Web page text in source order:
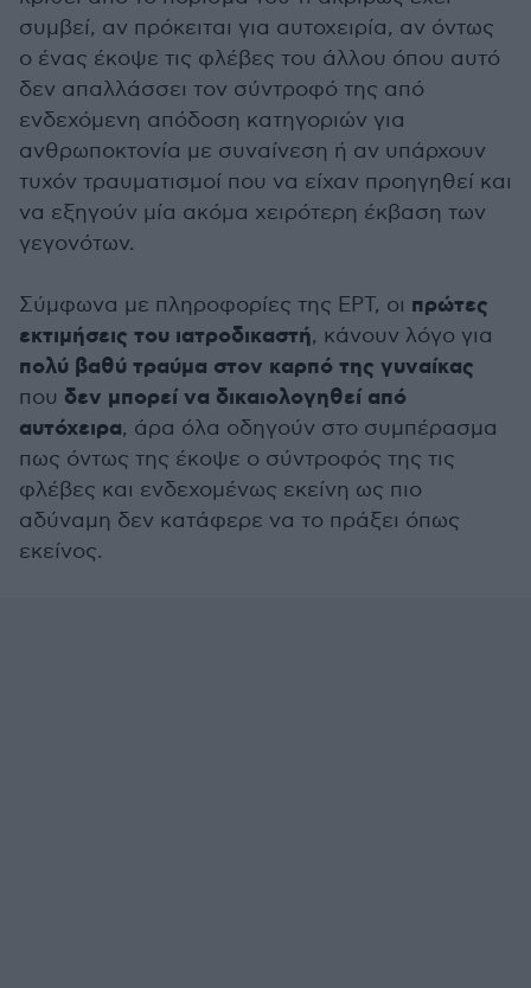
συμβεί, αν πρόκειται για αυτοχειρία, αν όντως
ο ένας έκοψε τις φλέβες του άλλου όπου αυτό
δεν απαλλάσσει τον σύντροφό της από
ενδεχόμενη απόδοση κατηγοριών για
ανθρωποκτονία με συναίνεση ή αν υπάρχουν
τυχόν τραυματισμοί που να είχαν προηγηθεί και
να εξηγούν μία ακόμα χειρότερη έκβαση των
γεγονότων.
Σύμφωνα με πληροφορίες της ΕΡΤ, οι πρώτες
εκτιμήσεις του ιατροδικαστή, κάνουν λόγο για
πολύ βαθύ τραύμα στον καρπό της γυναίκας
που δεν μπορεί να δικαιολογηθεί από
αυτόχειρα, άρα όλα οδηγούν στο συμπέρασμα
πως όντως της έκοψε ο σύντροφός της τις
φλέβες και ενδεχομένως εκείνη ως πιο
αδύναμη δεν κατάφερε να το πράξει όπως
εκείνος.